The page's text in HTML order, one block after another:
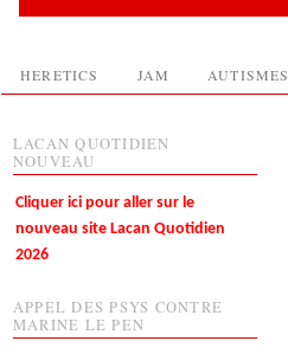
HERETICS JAM AUTISMES
LACAN QUOTIDIEN
NOUVEAU
Cliquer ici pour aller sur le
nouveau site Lacan Quotidien
2026
APPEL DES PSYS CONTRE
MARINE LE PEN